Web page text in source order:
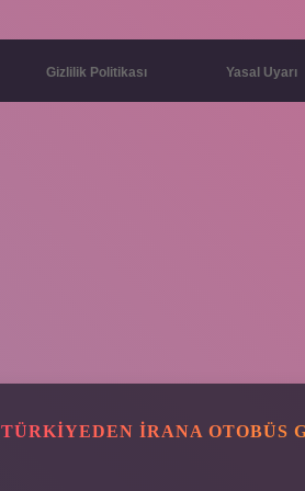
Gizlilik Politikası Yasal Uyarı
TÜRKIYEDEN İRANA OTOBÜS